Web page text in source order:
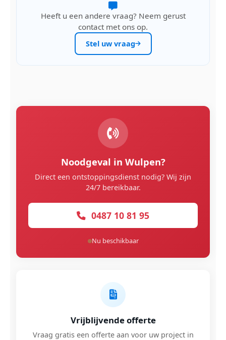
Heeft u een andere vraag? Neem gerust
contact met ons op.
Stel uw vraag
Noodgeval in Wulpen?
Direct een ontstoppingsdienst nodig? Wij zijn
24/7 bereikbaar.
0487 10 81 95
Nu beschikbaar
Vrijblijvende offerte
Vraag gratis een offerte aan voor uw project in